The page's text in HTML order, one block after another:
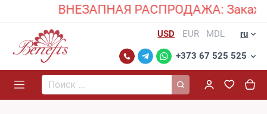
ВНЕЗАПНАЯ РАСПРОДАЖА: Закажите от
USD EUR MDL ru
+373 67 525 525
Поиск...